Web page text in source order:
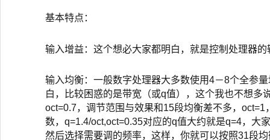
基本特点：
输入增益：这个想必大家都明白，就是控制处理器
输入均衡：一般数字处理器大多数使用4－8个全参
白，比较困惑的是带宽（或q值），这个我也不想
oct=0.7，调节范围与效果和15段均衡差不多，
数，q=1.4/oct,oct=0.35对应的q值大约就是q=4，大
然后选择需要调的频率，这样，你就可以按照31段